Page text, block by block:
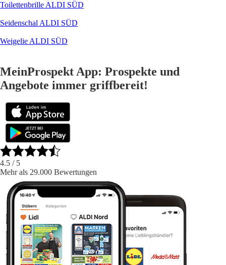
Toilettenbrille ALDI SÜD
Seidenschal ALDI SÜD
Weigelie ALDI SÜD
MeinProspekt App: Prospekte und
Angebote immer griffbereit!
4.5 / 5
Mehr als 29.000 Bewertungen